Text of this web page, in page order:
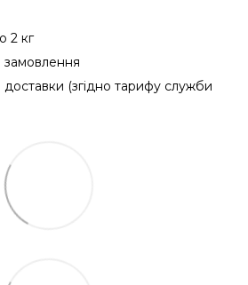
2 кг
(згідно тарифу служби